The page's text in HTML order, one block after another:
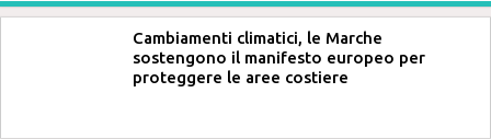
Cambiamenti climatici, le Marche
sostengono il manifesto europeo per
proteggere le aree costiere